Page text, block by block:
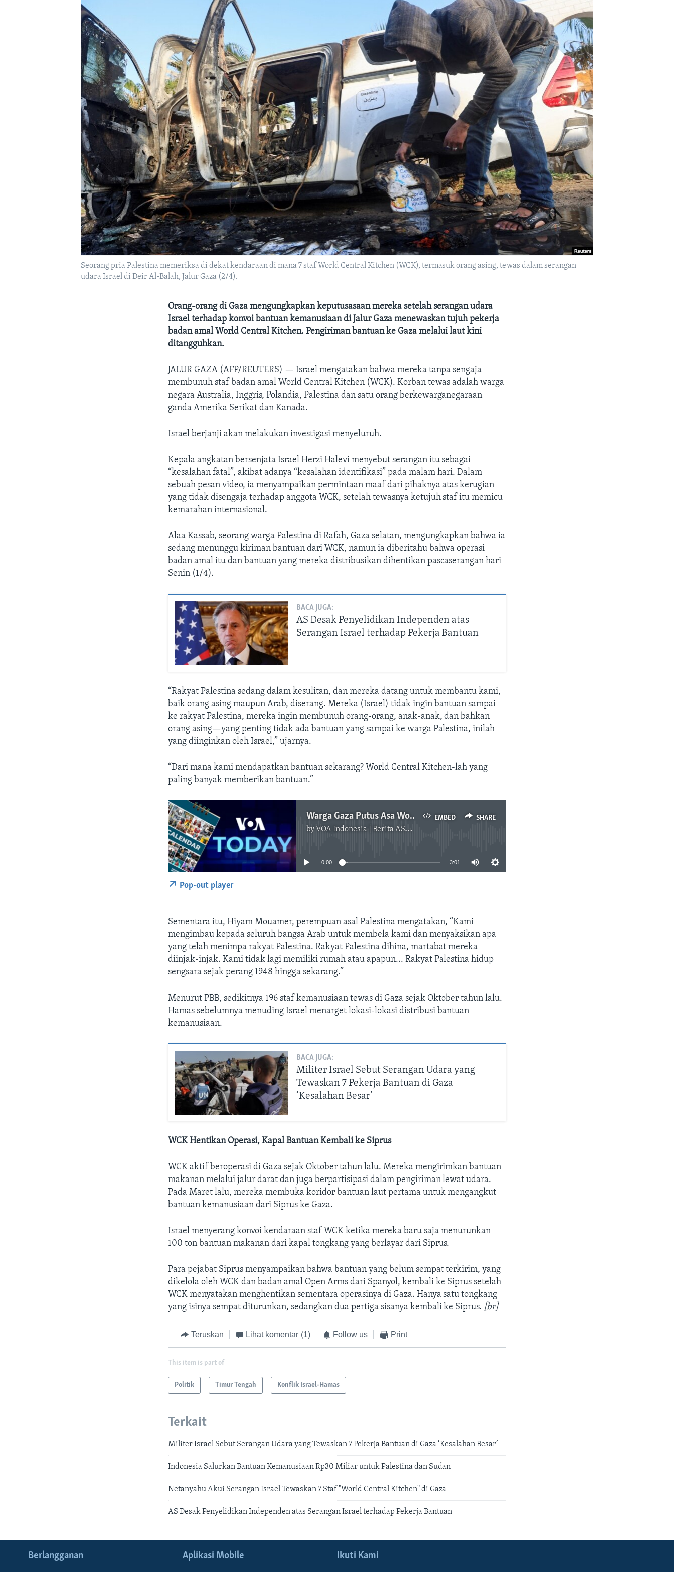
Seorang pria Palestina memeriksa di dekat kendaraan di mana 7 staf World Central Kitchen (WCK), termasuk orang asing, tewas dalam serangan
udara Israel di Deir Al-Balah, Jalur Gaza (2/4).
Orang-orang di Gaza mengungkapkan keputusasaan mereka setelah serangan udara
Israel terhadap konvoi bantuan kemanusiaan di Jalur Gaza menewaskan tujuh pekerja
badan amal World Central Kitchen. Pengiriman bantuan ke Gaza melalui laut kini
ditangguhkan.
JALUR GAZA (AFP/REUTERS) —Israel mengatakan bahwa mereka tanpa sengaja
membunuh staf badan amal World Central Kitchen (WCK). Korban tewas adalah warga
negara Australia, Inggris, Polandia, Palestina dan satu orang berkewarganegaraan
ganda Amerika Serikat dan Kanada.
Israel berjanji akan melakukan investigasi menyeluruh.
Kepala angkatan bersenjata Israel Herzi Halevi menyebut serangan itu sebagai
“kesalahan fatal”, akibat adanya “kesalahan identifikasi” pada malam hari. Dalam
sebuah pesan video, ia menyampaikan permintaan maaf dari pihaknya atas kerugian
yang tidak disengaja terhadap anggota WCK, setelah tewasnya ketujuh staf itu memicu
kemarahan internasional.
Alaa Kassab, seorang warga Palestina di Rafah, Gaza selatan, mengungkapkan bahwa ia
sedang menunggu kiriman bantuan dari WCK, namun ia diberitahu bahwa operasi
badan amal itu dan bantuan yang mereka distribusikan dihentikan pascaserangan hari
Senin (1/4).
BACA JUGA:
AS Desak Penyelidikan Independen atas
Serangan Israel terhadap Pekerja Bantuan
“Rakyat Palestina sedang dalam kesulitan, dan mereka datang untuk membantu kami,
baik orang asing maupun Arab, diserang. Mereka (Israel) tidak ingin bantuan sampai
ke rakyat Palestina, mereka ingin membunuh orang-orang, anak-anak, dan bahkan
orang asing—yang penting tidak ada bantuan yang sampai ke warga Palestina, inilah
yang diinginkan oleh Israel,” ujarnya.
“Dari mana kami mendapatkan bantuan sekarang? World Central Kitchen-lah yang
paling banyak memberikan bantuan.”
EMBED SHARE
Warga Gaza Putus Asa World Central Kitchen Tangguhkan Operasi Pascaserangan Israel
by VOA Indonesia | Berita AS, Dunia, Indonesia, Diaspora Indonesia di AS
No media source currently available
0:00 3:01
Pop-out player
Sementara itu, Hiyam Mouamer, perempuan asal Palestina mengatakan, “Kami
mengimbau kepada seluruh bangsa Arab untuk membela kami dan menyaksikan apa
yang telah menimpa rakyat Palestina. Rakyat Palestina dihina, martabat mereka
diinjak-injak. Kami tidak lagi memiliki rumah atau apapun... Rakyat Palestina hidup
sengsara sejak perang 1948 hingga sekarang.”
Menurut PBB, sedikitnya 196 staf kemanusiaan tewas di Gaza sejak Oktober tahun lalu.
Hamas sebelumnya menuding Israel menarget lokasi-lokasi distribusi bantuan
kemanusiaan.
BACA JUGA:
Militer Israel Sebut Serangan Udara yang
Tewaskan 7 Pekerja Bantuan di Gaza
‘Kesalahan Besar’
WCK Hentikan Operasi, Kapal Bantuan Kembali ke Siprus
WCK aktif beroperasi di Gaza sejak Oktober tahun lalu. Mereka mengirimkan bantuan
makanan melalui jalur darat dan juga berpartisipasi dalam pengiriman lewat udara.
Pada Maret lalu, mereka membuka koridor bantuan laut pertama untuk mengangkut
bantuan kemanusiaan dari Siprus ke Gaza.
Israel menyerang konvoi kendaraan staf WCK ketika mereka baru saja menurunkan
100 ton bantuan makanan dari kapal tongkang yang berlayar dari Siprus.
Para pejabat Siprus menyampaikan bahwa bantuan yang belum sempat terkirim, yang
dikelola oleh WCK dan badan amal Open Arms dari Spanyol, kembali ke Siprus setelah
WCK menyatakan menghentikan sementara operasinya di Gaza. Hanya satu tongkang
yang isinya sempat diturunkan, sedangkan dua pertiga sisanya kembali ke Siprus. [br]
Teruskan Lihat komentar (1) Follow us Print
This item is part of
Politik Timur Tengah Konflik Israel-Hamas
Terkait
Militer Israel Sebut Serangan Udara yang Tewaskan 7 Pekerja Bantuan di Gaza ‘Kesalahan Besar’
Indonesia Salurkan Bantuan Kemanusiaan Rp30 Miliar untuk Palestina dan Sudan
Netanyahu Akui Serangan Israel Tewaskan 7 Staf "World Central Kitchen" di Gaza
AS Desak Penyelidikan Independen atas Serangan Israel terhadap Pekerja Bantuan
Ikuti Kami
Berlangganan Aplikasi Mobile